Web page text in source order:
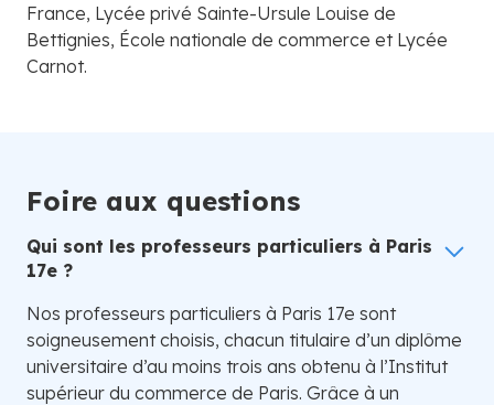
France, Lycée privé Sainte-Ursule Louise de
Bettignies, École nationale de commerce et Lycée
Carnot.
Foire aux questions
Qui sont les professeurs particuliers à Paris
17e ?
Nos professeurs particuliers à Paris 17e sont
soigneusement choisis, chacun titulaire d’un diplôme
universitaire d’au moins trois ans obtenu à l’Institut
supérieur du commerce de Paris. Grâce à un